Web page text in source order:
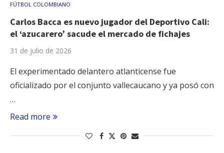
FÚTBOL COLOMBIANO
Carlos Bacca es nuevo jugador del Deportivo Cali:
el ‘azucarero’ sacude el mercado de fichajes
31 de julio de 2026
El experimentado delantero atlanticense fue
oficializado por el conjunto vallecaucano y ya posó con
…
Read more